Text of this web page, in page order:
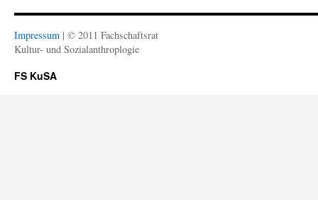
Impressum | © 2011 Fachschaftsrat
Kultur- und Sozialanthroplogie
FS KuSA